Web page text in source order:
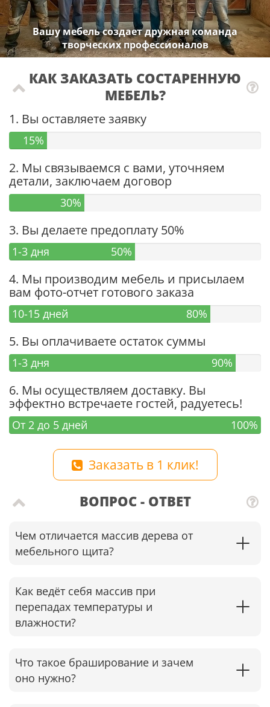
Вашу мебель создает дружная команда
творческих профессионалов
КАК ЗАКАЗАТЬ СОСТАРЕННУЮ
МЕБЕЛЬ?
1. Вы оставляете заявку
15%
2. Мы связываемся с вами, уточняем
детали, заключаем договор
30%
3. Вы делаете предоплату 50%
1-3 дня 50%
4. Мы производим мебель и присылаем
вам фото-отчет готового заказа
10-15 дней 80%
5. Вы оплачиваете остаток суммы
1-3 дня 90%
6. Мы осуществляем доставку. Вы
эффектно встречаете гостей, радуетесь!
От 2 до 5 дней 100%
Заказать в 1 клик!
ВОПРОС - ОТВЕТ
Чем отличается массив дерева от
мебельного щита?
Как ведёт себя массив при
перепадах температуры и
влажности?
Что такое браширование и зачем
оно нужно?